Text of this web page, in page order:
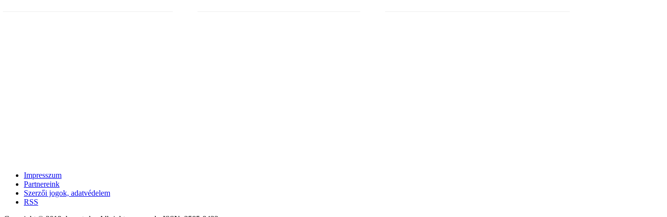
Impresszum
Partnereink
Szerzői jogok, adatvédelem
RSS